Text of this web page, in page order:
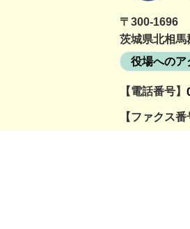
〒300-1696
茨城県北相馬
役場へのア
【電話番号】
【ファクス番
町民活動情報サイト